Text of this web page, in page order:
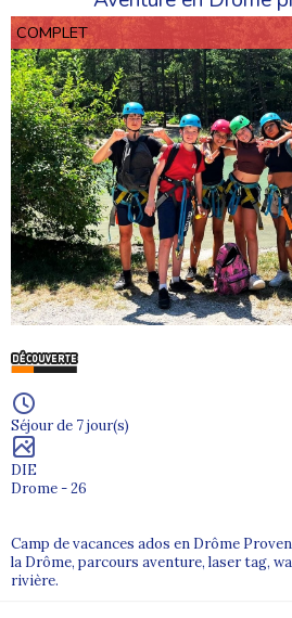
COMPLET
Séjour de 7 jour(s)
DIE
Drome - 26
Camp de vacances ados en Drôme
la Drôme, parcours aventure, laser tag,
rivière.